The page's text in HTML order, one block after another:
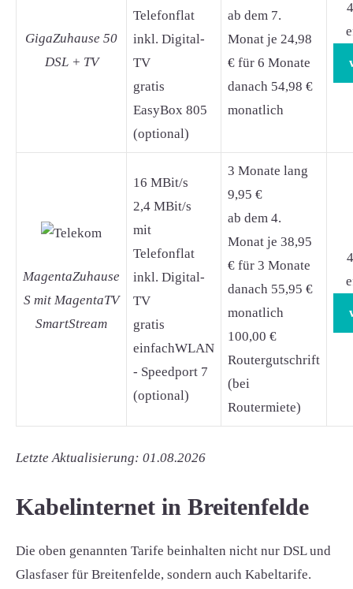
GigaZuhause 50
DSL + TV
Telefonflat
inkl. Digital-
TV
gratis
EasyBox 805
(optional)
ab dem 7.
Monat je 24,98
€ für 6 Monate
danach 54,98 €
monatlich
MagentaZuhause
S mit MagentaTV
SmartStream
16 MBit/s
2,4 MBit/s
mit
Telefonflat
inkl. Digital-
TV
gratis
einfachWLAN
- Speedport 7
(optional)
3 Monate lang
9,95 €
ab dem 4.
Monat je 38,95
€ für 3 Monate
danach 55,95 €
monatlich
100,00 €
Routergutschrift
(bei
Routermiete)
Letzte Aktualisierung: 01.08.2026
Kabelinternet in Breitenfelde
Die oben genannten Tarife beinhalten nicht nur DSL und
Glasfaser für Breitenfelde, sondern auch Kabeltarife.